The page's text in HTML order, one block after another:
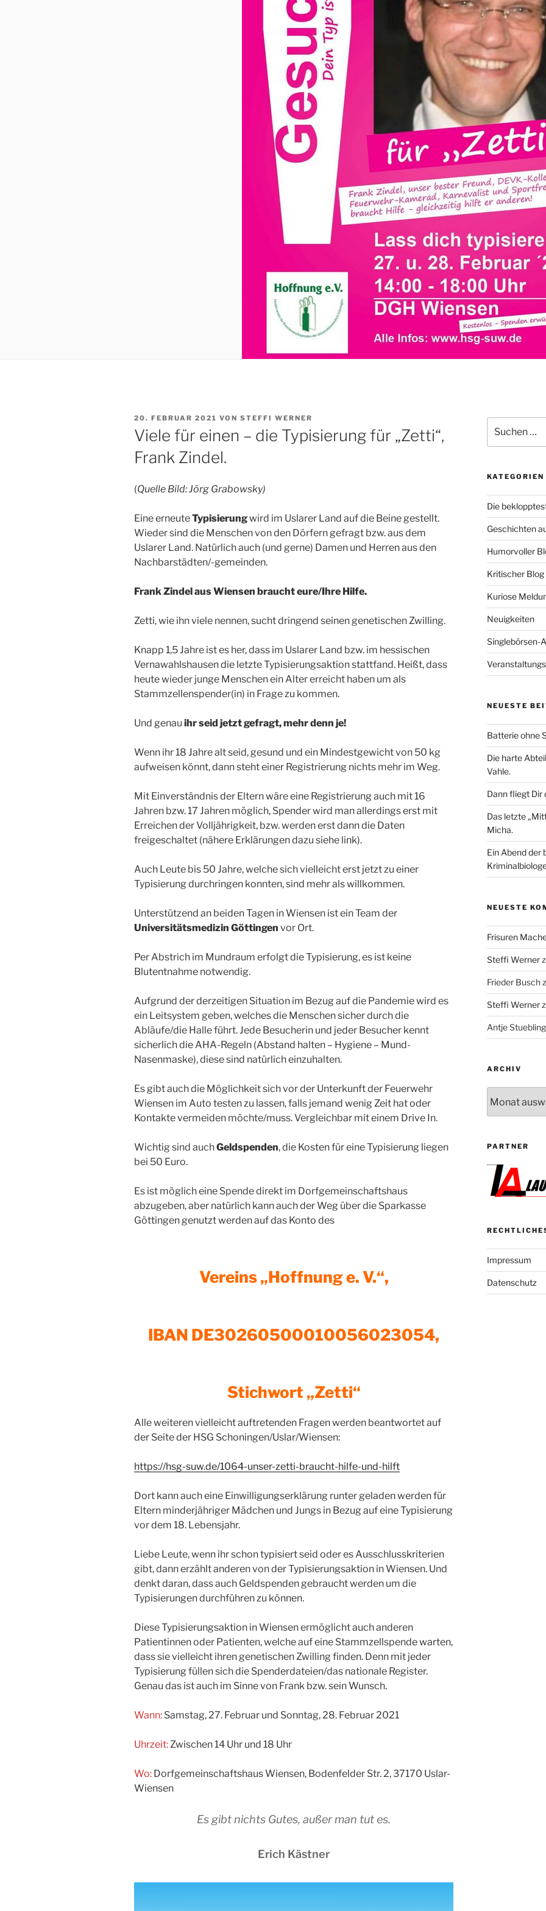
VERÖFFENTLICHT
AM
20. FEBRUAR 2021 VON STEFFI WERNER
Viele für einen – die Typisierung für „Zetti“,
Frank Zindel.
(Quelle Bild: Jörg Grabowsky)
Eine erneuteTypisierungwird im Uslarer Land auf die Beine gestellt.
Wieder sind die Menschen von den Dörfern gefragt bzw. aus dem
Uslarer Land. Natürlich auch (und gerne) Damen und Herren aus den
Nachbarstädten/-gemeinden.
Frank Zindel aus Wiensen braucht eure/Ihre Hilfe.
Zetti, wie ihn viele nennen, sucht dringend seinen genetischen Zwilling.
Knapp 1,5 Jahre ist es her, dass im Uslarer Land bzw. im hessischen
Vernawahlshausen die letzte Typisierungsaktion stattfand. Heißt, dass
heute wieder junge Menschen ein Alter erreicht haben um als
Stammzellenspender(in) in Frage zu kommen.
Und genau ihr seid jetzt gefragt, mehr denn je!
Wenn ihr 18 Jahre alt seid, gesund und ein Mindestgewicht von 50 kg
aufweisen könnt, dann steht einer Registrierung nichts mehr im Weg.
Mit Einverständnis der Eltern wäre eine Registrierung auch mit 16
Jahren bzw. 17 Jahren möglich, Spender wird man allerdings erst mit
Erreichen der Volljährigkeit, bzw. werden erst dann die Daten
freigeschaltet (nähere Erklärungen dazu siehe link).
Auch Leute bis 50 Jahre, welche sich vielleicht erst jetzt zu einer
Typisierung durchringen konnten, sind mehr als willkommen.
Unterstützend an beiden Tagen in Wiensen ist ein Team der
Universitätsmedizin Göttingen vor Ort.
Per Abstrich im Mundraum erfolgt die Typisierung, es ist keine
Blutentnahme notwendig.
Aufgrund der derzeitigen Situation im Bezug auf die Pandemie wird es
ein Leitsystem geben, welches die Menschen sicher durch die
Abläufe/die Halle führt. Jede Besucherin und jeder Besucher kennt
sicherlich die AHA-Regeln (Abstand halten – Hygiene – Mund-
Nasenmaske), diese sind natürlich einzuhalten.
Es gibt auch die Möglichkeit sich vor der Unterkunft der Feuerwehr
Wiensen im Auto testen zu lassen, falls jemand wenig Zeit hat oder
Kontakte vermeiden möchte/muss. Vergleichbar mit einem Drive In.
Wichtig sind auchGeldspenden, die Kosten für eine Typisierung liegen
bei 50 Euro.
Es ist möglich eine Spende direkt im Dorfgemeinschaftshaus
abzugeben, aber natürlich kann auch der Weg über die Sparkasse
Göttingen genutzt werden auf das Konto des
Vereins „Hoffnung e. V.“,
IBAN DE30260500010056023054,
Stichwort „Zetti“
Alle weiteren vielleicht auftretenden Fragen werden beantwortet auf
der Seite der HSG Schoningen/Uslar/Wiensen:
https://hsg-suw.de/1064-unser-zetti-braucht-hilfe-und-hilft
Dort kann auch eine Einwilligungserklärung runter geladen werden für
Eltern minderjähriger Mädchen und Jungs in Bezug auf eine Typisierung
vor dem 18. Lebensjahr.
Liebe Leute, wenn ihr schon typisiert seid oder es Ausschlusskriterien
gibt, dann erzählt anderen von der Typisierungsaktion in Wiensen. Und
denkt daran, dass auch Geldspenden gebraucht werden um die
Typisierungen durchführen zu können.
Diese Typisierungsaktion in Wiensen ermöglicht auch anderen
Patientinnen oder Patienten, welche auf eine Stammzellspende warten,
dass sie vielleicht ihren genetischen Zwilling finden. Denn mit jeder
Typisierung füllen sich die Spenderdateien/das nationale Register.
Genau das ist auch im Sinne von Frank bzw. sein Wunsch.
Wann: Samstag, 27. Februar und Sonntag, 28. Februar 2021
Uhrzeit: Zwischen 14 Uhr und 18 Uhr
Wo: Dorfgemeinschaftshaus Wiensen, Bodenfelder Str. 2, 37170 Uslar-
Wiensen
Es gibt nichts Gutes, außer man tut es.
Erich Kästner
nach:
KATEGORIEN
Die
Geschichten
Humorvoller
Kritischer Blog
Kuriose
Neuigkeiten
Singlebörsen-
NEUESTE
Batterie ohne
Die harte
Vahle.
Dann fliegt Dir
Das letzte
Micha.
Ein Abend der
NEUESTE
Frisuren
Steffi Werner
Frieder Busch
Steffi Werner
Antje Stuebling
ARCHIV
PARTNER
Impressum
Datenschutz